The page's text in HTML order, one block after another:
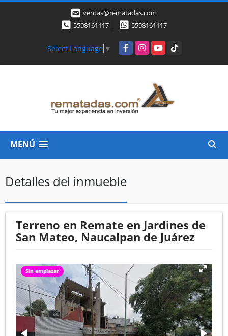
ventas@rematadas.com
5598161117
5598161117
Select Language ▼ FacebookInstagramYouTubeTikTok
MENÚ
Detalles del inmueble
Terreno en Remate en Jardines de
San Mateo, Naucalpan de Juárez
Sin emplazar